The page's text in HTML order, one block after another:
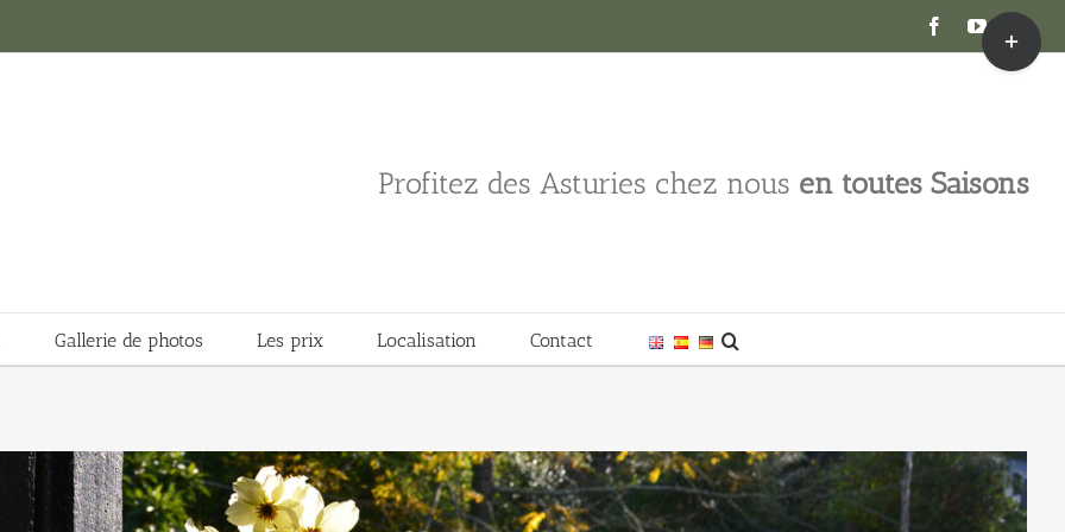
FacebookYouTube
Profitez des Asturies chez nous en toutes Saisons
Gallerie de photos Les prix Localisation Contact
Toggle
Sliding
Bar